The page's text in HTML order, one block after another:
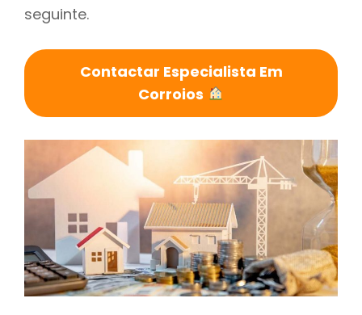
seguinte.
Contactar Especialista Em
Corroios